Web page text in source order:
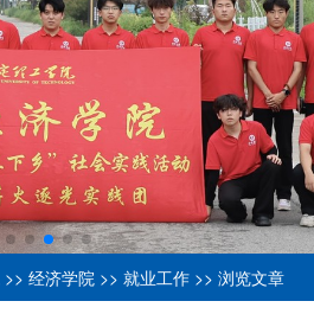
>> 经济学院 >> 就业工作 >> 浏览文章